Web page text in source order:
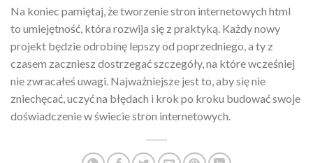
Na koniec pamiętaj, że tworzenie stron internetowych html
to umiejętność, która rozwija się z praktyką. Każdy nowy
projekt będzie odrobinę lepszy od poprzedniego, a ty z
czasem zaczniesz dostrzegać szczegóły, na które wcześniej
nie zwracałeś uwagi. Najważniejsze jest to, aby się nie
zniechęcać, uczyć na błędach i krok po kroku budować swoje
doświadczenie w świecie stron internetowych.